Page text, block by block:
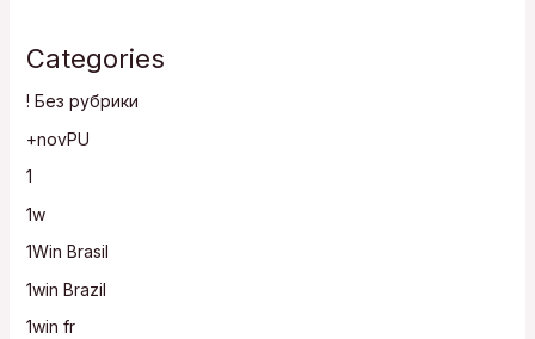
Categories
! Без рубрики
+novPU
1
1w
1Win Brasil
1win Brazil
1win fr